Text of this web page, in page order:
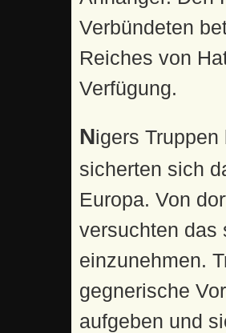
Verbündeten
Reiches von
Verfügung.
Nigers Truppen besetzten die Stadt Byzantion und
sicherten sich
Europa. Von
versuchten das
einzunehmen.
gegnerische
aufgeben und